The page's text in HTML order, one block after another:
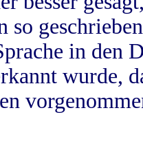
so
in
wurde,